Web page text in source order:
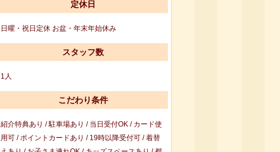
定休日
日曜・祝日定休 お盆・年末年始休み
スタッフ数
1人
こだわり条件
紹介特典あり / 駐車場あり / 当日受付OK / カード使
用可 / ポイントカードあり / 19時以降受付可 / 着替